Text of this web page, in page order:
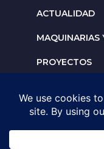
ACTUALIDAD
MAQUINARIAS
PROYECTOS